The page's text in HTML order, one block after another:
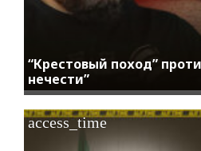
“Крестовый поход”
нечести”
access_time